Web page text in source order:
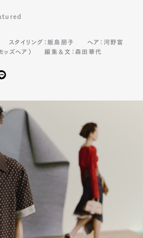
Watch
Fashion
スタイリング：飯島朋子
ヘア：河野富
ッズヘア） 編集＆文：森田華代